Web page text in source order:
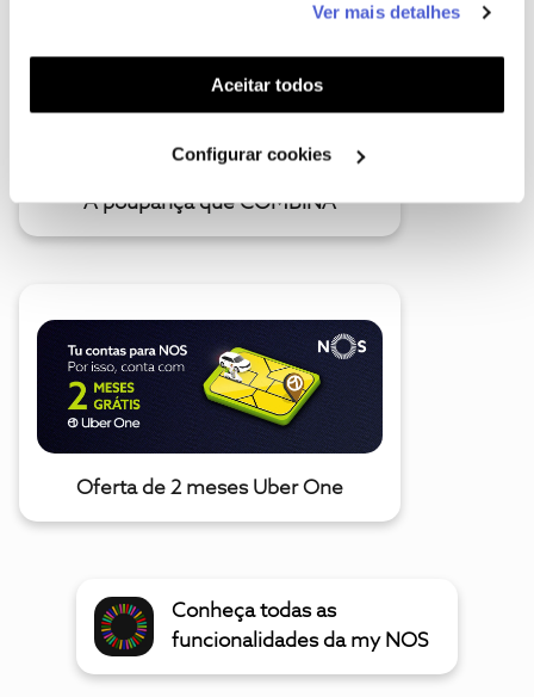
funcionalidades (cookies de personalização e
funcionalidade) e adaptar anúncios aos seus interesses
(cookies de publicidade personalizada). Pode gerir a
utilização dos cookies clicando em "Configurar
Ver mais detalhes
Aceitar todos
Configurar cookies
A poupança que COMBINA
Oferta de 2 meses Uber One
Conheça todas as
funcionalidades da my NOS